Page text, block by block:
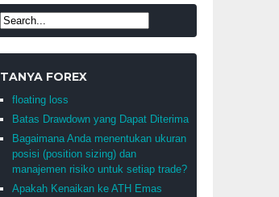
TANYA FOREX
floating loss
Batas Drawdown yang Dapat Diterima
Bagaimana Anda menentukan ukuran
posisi (position sizing) dan
manajemen risiko untuk setiap trade?
Apakah Kenaikan ke ATH Emas